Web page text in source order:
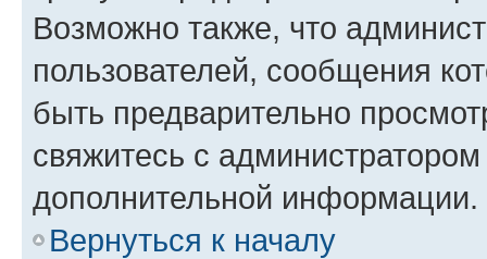
Возможно также, что
пользователей, сообщения
быть предварительно
свяжитесь с
дополнительной информации.
Вернуться к началу